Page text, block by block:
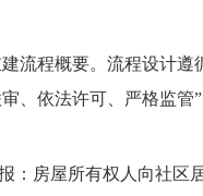
建流程概要。流程设计遵
、依法许可、严格监管
：房屋所有权人向社区